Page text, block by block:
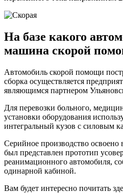
На базе какого
машина скорой
Автомобиль скорой помощи
сборка осуществляется
являющимся партнером
Для перевозки больного,
установки оборудования
интегральный кузов с силовым
Серийное производство освоено
был представлен прототип
реанимационного автомобиля,
одинарной кабиной.
Вам будет интересно почитать